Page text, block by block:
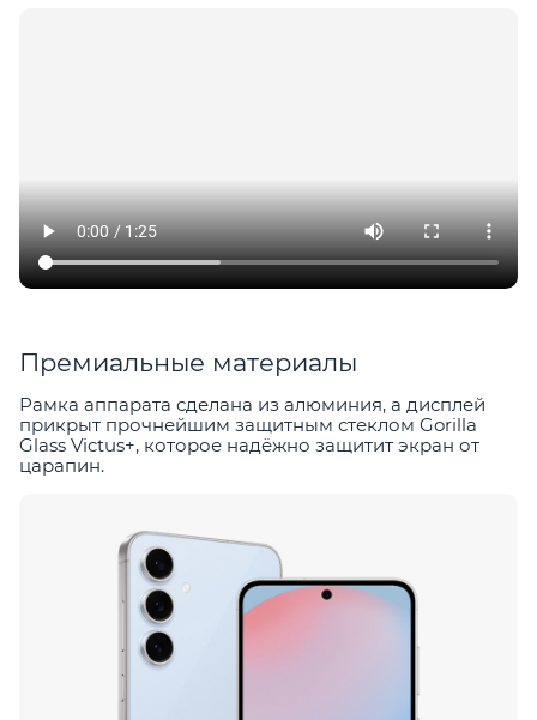
Премиальные материалы
Рамка аппарата сделана из алюминия, а дисплей
прикрыт прочнейшим защитным стеклом Gorilla
Glass Victus+, которое надёжно защитит экран от
царапин.